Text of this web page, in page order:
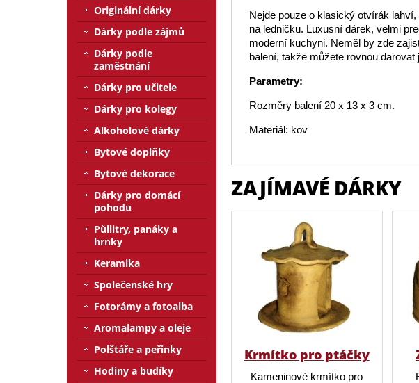
Nejde pouze o klasický otvírák
na ledničku. Luxusní dárek, velmi
moderní kuchyni. Neměl by zde
balení, takže můžete rovnou
Parametry:
Rozměry balení 20 x 13 x 3 cm.
Materiál: kov
ZAJÍMAVÉ DÁRKY
Krmítko pro ptáčky
Kameninové krmítko pro
Originální dárky
Dárky podle zájmů
Dárky podle
zaměstnání
Dárky pro učitele
Dárky pro kolegy
Alkoholové dárky
Bytové doplňky
Bytové dekorace
Dárky pro domácí
pohodu
Půllitry, panáky a
hrnky
Keramika
Společenské hry
Fotorámy a fotoalba
Aromalampy a oleje
Polštáře a peřinky
Hodiny a budíky